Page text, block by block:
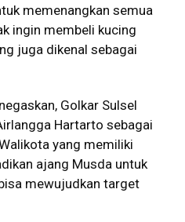
memenangkan semua
ingin membeli kucing
juga dikenal sebagai
Golkar Sulsel
Hartarto sebagai
yang memiliki
ajang Musda untuk
mewujudkan target